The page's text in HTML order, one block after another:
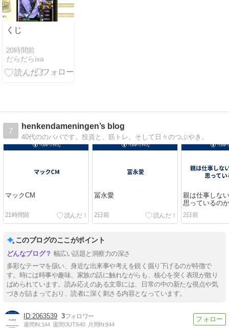
くじ
20時間前
だらだらixa
7
henkendameningen’s blog
40代ののパパです。投資と、筋トレ。そして日々のつぶやき。
マックCM
21時間前
冨永愛
2日前
親は仕事しな
思っているのか
2日前
このブログのここがポイント
幅広い話題と洞察力の深さ
多彩なテーマを扱い、身近な出来事や考えを鋭く掘り下げるのが特徴で
す。時には時事や趣味、家族の話に触れながらも、核心を突く表現が散り
ばめられています。読み応えのある文章には、日常の中の新たな視点や気
づきが詰まっており、読者に深く刺さる内容となっています。
2063539 3
週間IN:144 週間OUT:640 月間IN:944